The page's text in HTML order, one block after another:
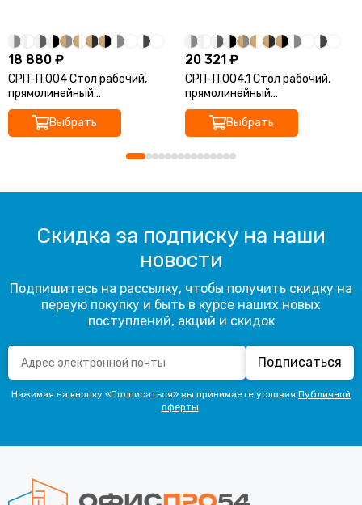
18 880 ₽
СРП-П.004 Стол рабочий,
прямолинейный
(1600*700*750)
Выбрать
20 321 ₽
СРП-П.004.1 Стол рабочий,
прямолинейный
(1600*800*750)
Выбрать
Скидка за подписку на наши
новости
Подпишитесь на рассылку, чтобы получить скидку на
первую покупку и быть в курсе наших новых
поступлений, акций и скидок
Подписаться
Нажимая на кнопку «Подписаться» вы принимаете условия Публичной
оферты.